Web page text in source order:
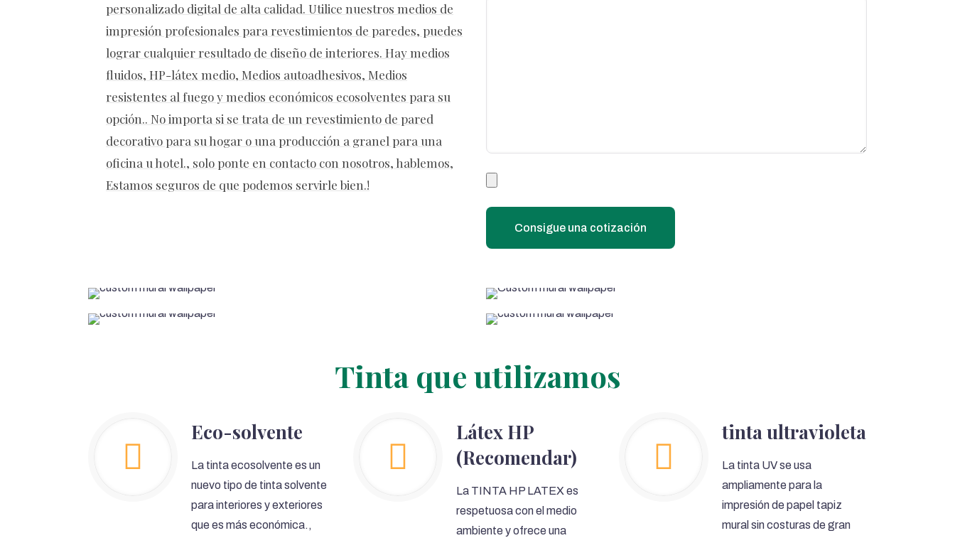
personalizado digital de alta calidad. Utilice nuestros medios de
impresión profesionales para revestimientos de paredes, puedes
lograr cualquier resultado de diseño de interiores. Hay medios
fluidos, HP-látex medio, Medios autoadhesivos, Medios
resistentes al fuego y medios económicos ecosolventes para su
opción.. No importa si se trata de un revestimiento de pared
decorativo para su hogar o una producción a granel para una
oficina u hotel., solo ponte en contacto con nosotros, hablemos,
Estamos seguros de que podemos servirle bien.!
Tinta que utilizamos
Eco-solvente
La tinta ecosolvente es un
nuevo tipo de tinta solvente
para interiores y exteriores
que es más económica.,
Látex HP
(Recomendar)
La TINTA HP LATEX es
respetuosa con el medio
ambiente y ofrece una
tinta ultravioleta
La tinta UV se usa
ampliamente para la
impresión de papel tapiz
mural sin costuras de gran